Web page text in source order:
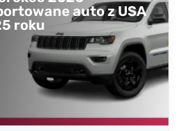
auto z USA
roku